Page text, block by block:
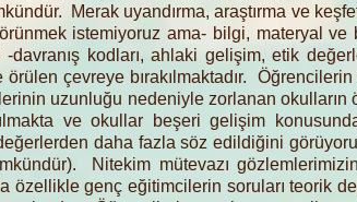
Merak uyandırma, araştırma ve
istemiyoruz ama- bilgi, materyal
davranış kodları, ahlaki gelişim, etik
çevreye bırakılmaktadır.
uzunluğu nedeniyle zorlanan
ve okullar beşeri gelişim
daha fazla söz edildiğini
Nitekim mütevazı
özellikle genç eğitimcilerin soruları teorik